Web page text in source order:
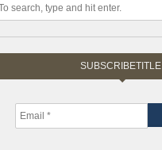
SUBSCRIBETITLE